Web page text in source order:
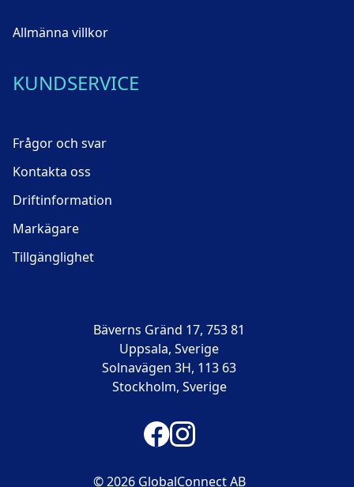
Bäverns Gränd 17, 753 81
Uppsala, Sverige
Solnavägen 3H, 113 63
Stockholm, Sverige
© 2026 GlobalConnect AB
Allmänna villkor
KUNDSERVICE
Frågor och svar
Kontakta oss
Driftinformation
Markägare
Tillgänglighet